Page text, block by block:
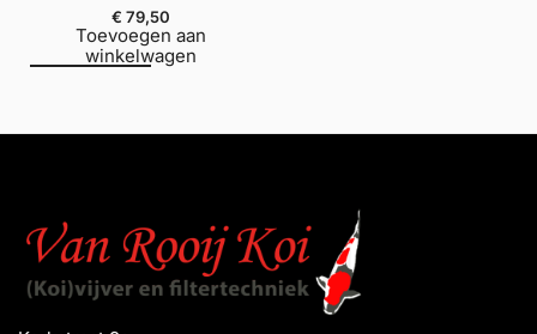
€ 79,50
Toevoegen aan
winkelwagen